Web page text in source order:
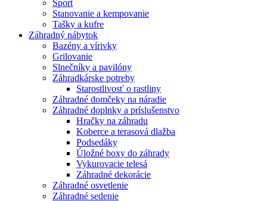
Šport
Stanovanie a kempovanie
Tašky a kufre
Záhradný nábytok
Bazény a vírivky
Grilovanie
Slnečníky a pavilóny
Záhradkárske potreby
Starostlivosť o rastliny
Záhradné domčeky na náradie
Záhradné doplnky a príslušenstvo
Hračky na záhradu
Koberce a terasová dlažba
Podsedáky
Úložné boxy do záhrady
Vykurovacie telesá
Záhradné dekorácie
Záhradné osvetlenie
Záhradné sedenie